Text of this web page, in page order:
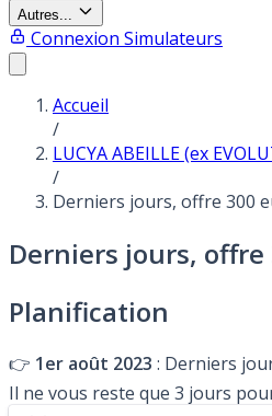
Autres...
Connexion Simulateurs
Accueil
/
LUCYA ABEILLE (ex
/
Derniers jours, offre 300
Derniers jours,
Planification
👉 1er août 2023 : Derniers
Il ne vous reste que 3 jours